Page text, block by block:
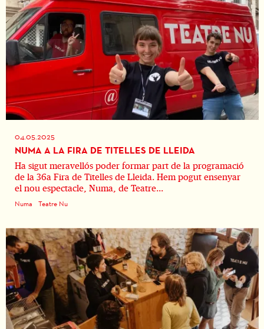
04.05.2025
NUMA A LA FIRA DE TITELLES DE LLEIDA
Ha sigut meravellós poder formar part de la programació
de la 36a Fira de Titelles de Lleida. Hem pogut ensenyar
el nou espectacle, Numa, de Teatre...
Numa Teatre Nu